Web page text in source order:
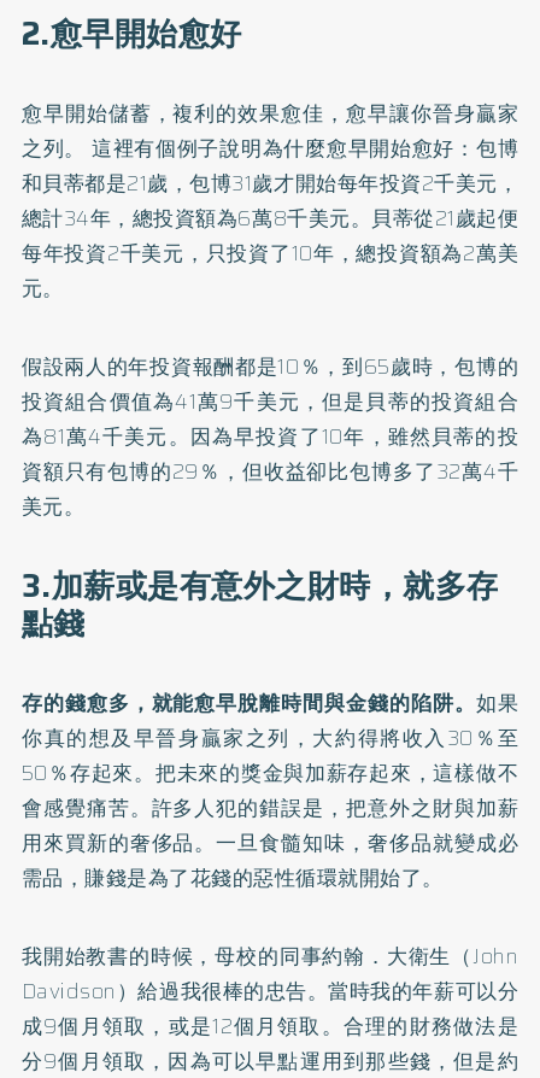
2.愈早開始愈好
愈早開始儲蓄，複利的效果愈佳，愈早讓你晉身贏家
之列。 這裡有個例子說明為什麼愈早開始愈好：包博
和貝蒂都是21歲，包博31歲才開始每年投資2千美元，
總計34年，總投資額為6萬8千美元。貝蒂從21歲起便
每年投資2千美元，只投資了10年，總投資額為2萬美
元。
假設兩人的年投資報酬都是10％，到65歲時，包博的
投資組合價值為41萬9千美元，但是貝蒂的投資組合
為81萬4千美元。因為早投資了10年，雖然貝蒂的投
資額只有包博的29％，但收益卻比包博多了32萬4千
美元。
3.加薪或是有意外之財時，就多存
點錢
存的錢愈多，就能愈早脫離時間與金錢的陷阱。 如果
你真的想及早晉身贏家之列，大約得將收入30％至
50％存起來。把未來的獎金與加薪存起來，這樣做不
會感覺痛苦。許多人犯的錯誤是，把意外之財與加薪
用來買新的奢侈品。一旦食髓知味，奢侈品就變成必
需品，賺錢是為了花錢的惡性循環就開始了。
我開始教書的時候，母校的同事約翰．大衛生（John
Davidson）給過我很棒的忠告。當時我的年薪可以分
成9個月領取，或是12個月領取。合理的財務做法是
分9個月領取，因為可以早點運用到那些錢，但是約